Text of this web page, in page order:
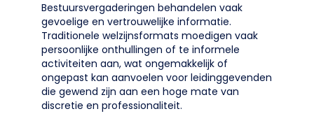
Bestuursvergaderingen behandelen vaak
gevoelige en vertrouwelijke informatie.
Traditionele welzijnsformats moedigen vaak
persoonlijke onthullingen of te informele
activiteiten aan, wat ongemakkelijk of
ongepast kan aanvoelen voor leidinggevenden
die gewend zijn aan een hoge mate van
discretie en professionaliteit.